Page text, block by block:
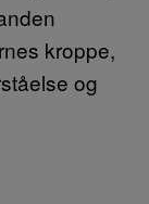
kroppe,
og